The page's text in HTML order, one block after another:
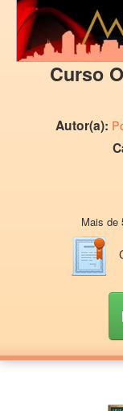
Curso
Autor(a):
Mais de